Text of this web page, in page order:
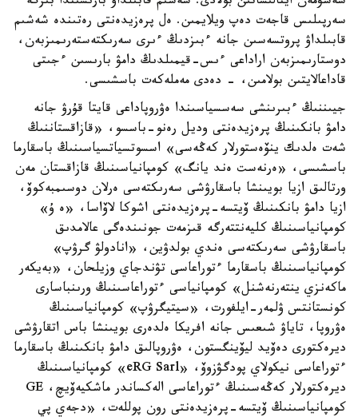
سەرپىلىس قاجەت دەپ ويلايمىن. ەل پرەزيدەنتى رەتىندە شەشىم
قابىلداۋ پروتسەسىن جانە ءبىزدىڭ ءىرى سەرىكتەستەرىمىزبەن،
دوستارىمىزبەن اراداعى ءىس-قيمىلدىڭ دامۋ بارىسىن ءجىتى
قاداعالايتىن بولامىن، - دەدى مەملەكەت باسشىسى.
جيىننىڭ ءبىرىنشى سەسسياسىندا ەۋروپاداعى قايتا قۇرۋ جانە
دامۋ بانكىنىڭ پرەزيدەنتى وديل رەنو-باسسو، «قازاقستاننىڭ
شەت ەلدىك ينۆەستورلار كەڭەسى» اسسوتسياتسياسىنىڭ باسقارما
باسشىسى، «ەرنەست ەند يانگ» كومپانياسىنىڭ قازاقستان مەن
ورتالىق ازيا بويىنشا باسقارۋشى سەرىكتەسى ەرلان دوسىمبەكوۆ،
ازيا دامۋ بانكىنىڭ ۆيتسە-پرەزيدەنتى اشوكا لاۆاسا، «ە ۇ»
كومپانياسىنىڭ كليەنتتەرگە قىزمەت جونىندەگى عالامدىق
باسقارۋشى سەرىكتەسى ەندي بولدۋين، «انادولۋ گرۋپ»
كومپانياسىنىڭ باسقارما ءتوراعاسى تۋندجاي وزيلحان، «بەيكەر
ماكەنزي ينتەرنەشنل» كومپانياسى ءتوراعاسىنىڭ ورىنباسارى
كونستانتس ۋلمەر-ايلفورت، «سيتيگرۋپ» كومپانياسىنىڭ
ەۋروپا، تاياۋ شىعىس جانە افريكا ەلدەرى بويىنشا باس اتقارۋشى
ديرەكتورى دەۆيد ليۆينگستون، ەۋروپالىق دامۋ بانكىنىڭ باسقارما
ءتوراعاسى نيكولاي پودگۋزوۆ، «eRG Sarl» كومپانياسىنىڭ
ديرەكتورلار كەڭەسىنىڭ ءتوراعاسى الەكساندر ماشكيەۆيچ، GE
كومپانياسىنىڭ ۆيتسە-پرەزيدەنتى رون پوللەت، «دجەي پي